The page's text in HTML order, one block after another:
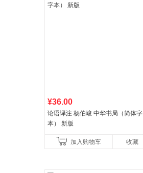
¥36.00
论语译注 杨伯峻 中华书局（简体字
本） 新版
加入购物车 收藏